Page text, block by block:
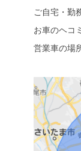
ご自宅・勤
お車のヘコ
営業車の場